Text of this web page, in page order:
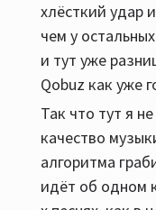
хлёсткий удар
чем у
и тут уже
Qobuz как уже
Так что тут я
качество
алгоритма
идёт об одном